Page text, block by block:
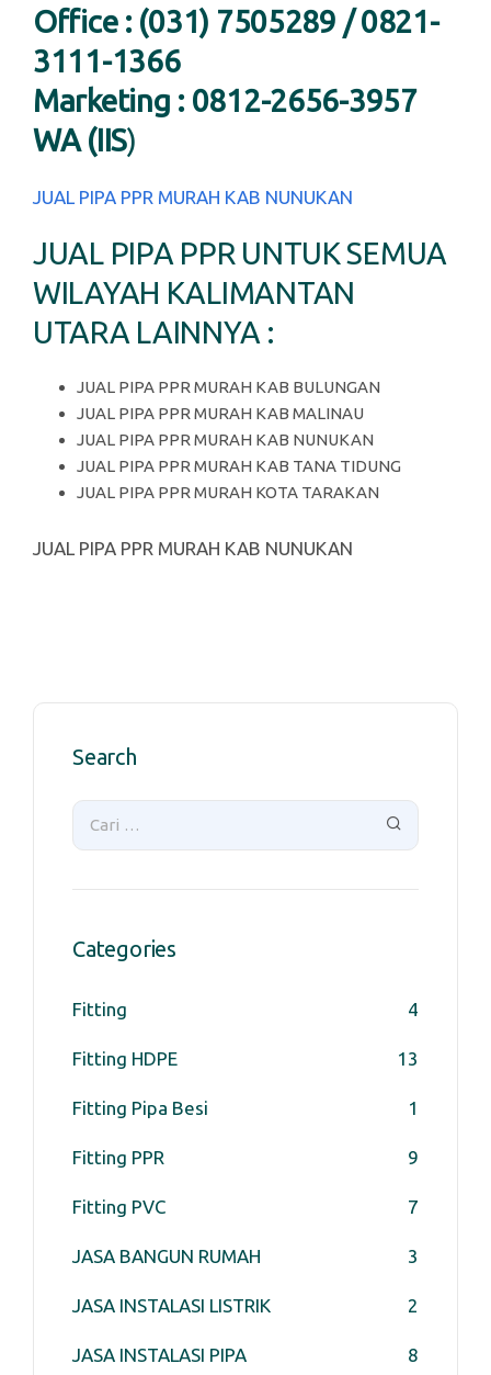
Office : (031) 7505289 / 0821-
3111-1366
Marketing : 0812-2656-3957
WA (IIS)
JUAL PIPA PPR MURAH KAB NUNUKAN
JUAL PIPA PPR UNTUK SEMUA
WILAYAH KALIMANTAN
UTARA LAINNYA :
JUAL PIPA PPR MURAH KAB BULUNGAN
JUAL PIPA PPR MURAH KAB MALINAU
JUAL PIPA PPR MURAH KAB NUNUKAN
JUAL PIPA PPR MURAH KAB TANA TIDUNG
JUAL PIPA PPR MURAH KOTA TARAKAN
JUAL PIPA PPR MURAH KAB NUNUKAN
Search
Categories
Fitting 4
Fitting HDPE 13
Fitting Pipa Besi 1
Fitting PPR 9
Fitting PVC 7
JASA BANGUN RUMAH 3
JASA INSTALASI LISTRIK 2
JASA INSTALASI PIPA 8